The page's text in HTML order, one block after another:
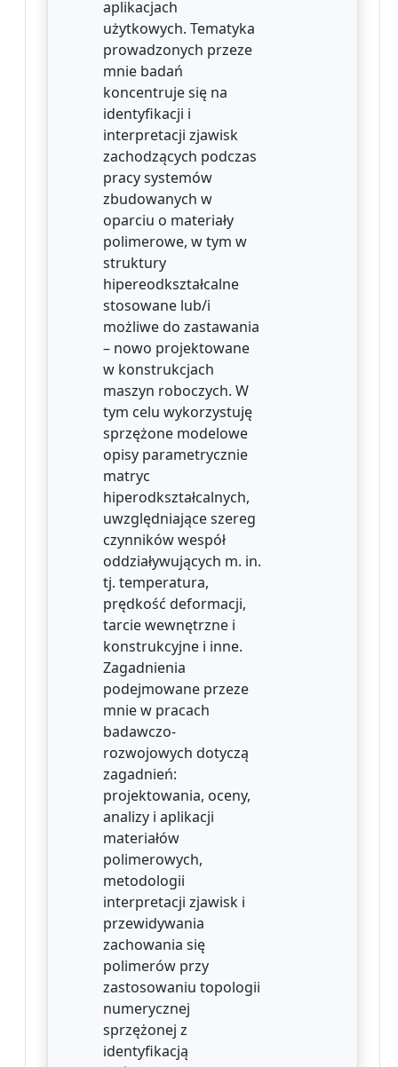
aplikacjach
użytkowych. Tematyka
prowadzonych przeze
mnie badań
koncentruje się na
identyfikacji i
interpretacji zjawisk
zachodzących podczas
pracy systemów
zbudowanych w
oparciu o materiały
polimerowe, w tym w
struktury
hipereodkształcalne
stosowane lub/i
możliwe do zastawania
– nowo projektowane
w konstrukcjach
maszyn roboczych. W
tym celu wykorzystuję
sprzężone modelowe
opisy parametrycznie
matryc
hiperodkształcalnych,
uwzględniające szereg
czynników wespół
oddziaływujących m. in.
tj. temperatura,
prędkość deformacji,
tarcie wewnętrzne i
konstrukcyjne i inne.
Zagadnienia
podejmowane przeze
mnie w pracach
badawczo-
rozwojowych dotyczą
zagadnień:
projektowania, oceny,
analizy i aplikacji
materiałów
polimerowych,
metodologii
interpretacji zjawisk i
przewidywania
zachowania się
polimerów przy
zastosowaniu topologii
numerycznej
sprzężonej z
identyfikacją